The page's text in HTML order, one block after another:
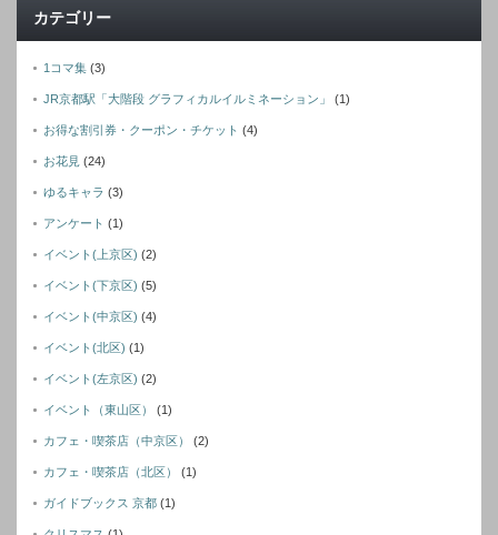
カテゴリー
1コマ集 (3)
JR京都駅「大階段 グラフィカルイルミネーション」 (1)
お得な割引券・クーポン・チケット (4)
お花見 (24)
ゆるキャラ (3)
アンケート (1)
イベント(上京区) (2)
イベント(下京区) (5)
イベント(中京区) (4)
イベント(北区) (1)
イベント(左京区) (2)
イベント（東山区） (1)
カフェ・喫茶店（中京区） (2)
カフェ・喫茶店（北区） (1)
ガイドブックス 京都 (1)